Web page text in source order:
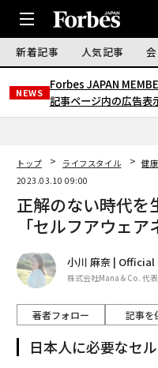
新着記事 人気記事
NEWS
Forbes JAPAN
記事ページ内の広告表
トップ ライフスタイル 健康
2023.03.10 09:00
正解のない時代を
「セルフアウェア
小川 麻奈 |
株式会社Mana＆Co. 代
著者フォロー 記事を
日本人に必要なセ